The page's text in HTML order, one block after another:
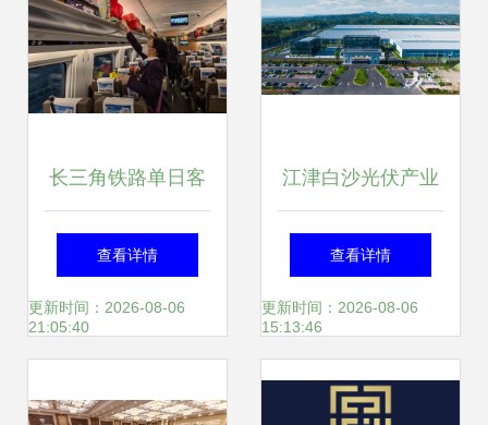
展新优势
长三角铁路单日客
发量与货运装车量
双创新高，盐城成
查看详情
更新时间：2026-08-06
21:05:40
江津白沙光伏产业
同比增长25%，积
厚成势动能足
查看详情
更新时间：2026-08-06
15:13:46